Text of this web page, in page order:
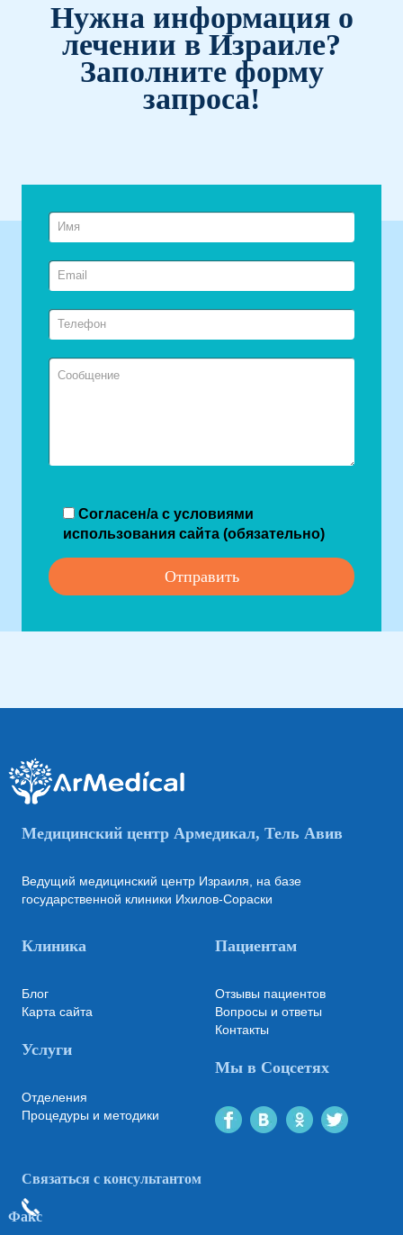
Нужна информация о
лечении в Израиле?
Заполните форму
запроса!
Согласен/а с условиями
использования сайта (обязательно)
Медицинский центр Армедикал, Тель Авив
Ведущий медицинский центр Израиля, на базе
государственной клиники Ихилов-Сораски
Клиника
Блог
Карта сайта
Услуги
Отделения
Процедуры и методики
Пациентам
Отзывы пациентов
Вопросы и ответы
Контакты
Мы в Соцсетях
Связаться с консультантом
Факс